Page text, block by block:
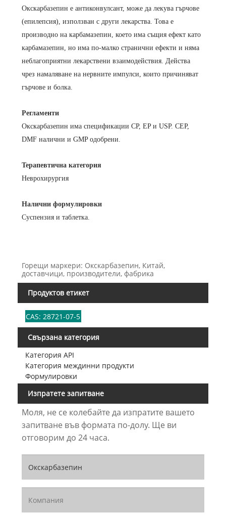
Окскарбазепин е антиконвулсант, може да лекува гърчове
(епилепсия), използван с други лекарства. Това е
производно на карбамазепин, което има същия ефект като
карбамазепин, но има по-малко странични ефекти и няма
неблагоприятни лекарствени взаимодействия. Действа
чрез намаляване на нервните импулси, които причиняват
гърчове и болка.
Регламенти
Окскарбазепин има спецификации CP, EP и USP. CEP,
DMF налични и GMP одобрени.
Терапевтична категория
Неврохирургия
Налични формулировки
Суспензия и таблетка.
Горещи маркери: Окскарбазепин, Китай,
доставчици, производители, фабрика
Продуктов етикет
CAS: 28721-07-5
Свързана категория
Категория API
Категория междинни продукти
Формулировки
Изпратете запитване
Моля, не се колебайте да изпратите вашето
запитване във формата по-долу. Ще ви
отговорим до 24 часа.